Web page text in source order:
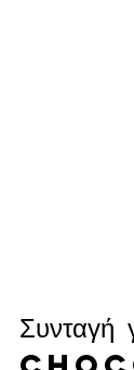
Συνταγή